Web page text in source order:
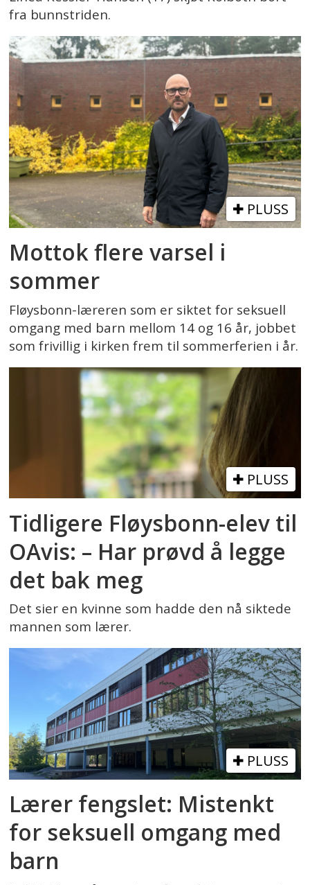
fra bunnstriden.
PLUSS
Mottok flere varsel i
sommer
Fløysbonn-læreren som er siktet for seksuell
omgang med barn mellom 14 og 16 år, jobbet
som frivillig i kirken frem til sommerferien i år.
PLUSS
Tidligere Fløysbonn-elev til
OAvis: – Har prøvd å legge
det bak meg
Det sier en kvinne som hadde den nå siktede
mannen som lærer.
PLUSS
Lærer fengslet: Mistenkt
for seksuell omgang med
barn